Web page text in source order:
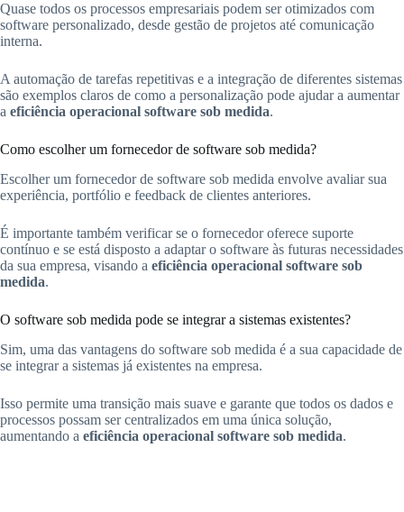
Quase todos os processos empresariais podem ser otimizados com
software personalizado, desde gestão de projetos até comunicação
interna.
A automação de tarefas repetitivas e a integração de diferentes sistemas
são exemplos claros de como a personalização pode ajudar a aumentar
a eficiência operacional software sob medida.
Como escolher um fornecedor de software sob medida?
Escolher um fornecedor de software sob medida envolve avaliar sua
experiência, portfólio e feedback de clientes anteriores.
É importante também verificar se o fornecedor oferece suporte
contínuo e se está disposto a adaptar o software às futuras necessidades
da sua empresa, visando a eficiência operacional software sob
medida.
O software sob medida pode se integrar a sistemas existentes?
Sim, uma das vantagens do software sob medida é a sua capacidade de
se integrar a sistemas já existentes na empresa.
Isso permite uma transição mais suave e garante que todos os dados e
processos possam ser centralizados em uma única solução,
aumentando a eficiência operacional software sob medida.